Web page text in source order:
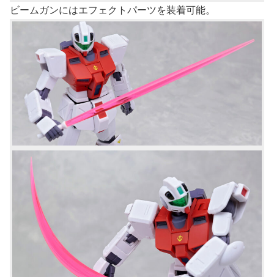
ビームガンにはエフェクトパーツを装着可能。